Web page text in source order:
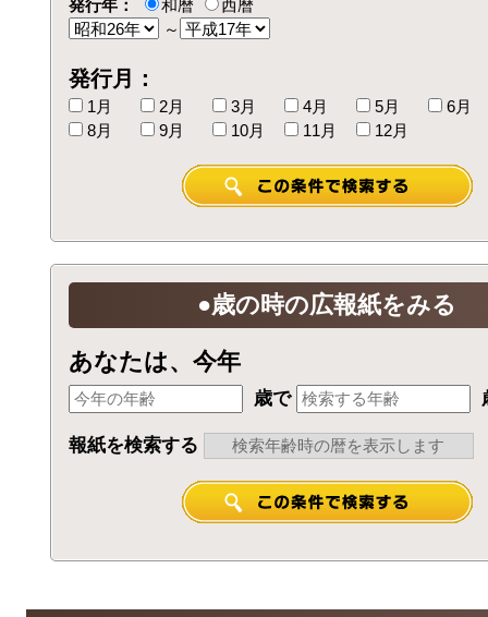
発行年： 和暦
西暦
～
発行月：
1月 2月 3月 4月 5月
6月
8月
9月 10月 11月 12月
●歳の時の広報紙をみる
あなたは、今年
歳で
報紙を検索する